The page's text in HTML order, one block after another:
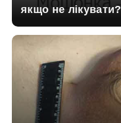
якщо не лікувати?